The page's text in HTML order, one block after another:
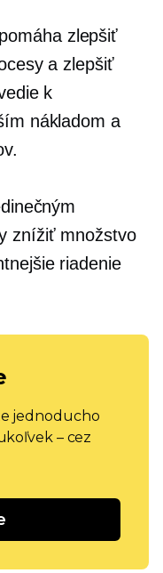
zlepšiť
a zlepšiť
k
nákladom a
znížiť množstvo
riadenie
jednoducho
– cez